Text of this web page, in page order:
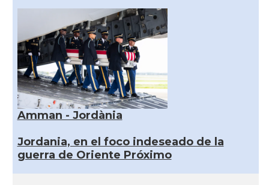
Amman - Jordània
Jordania, en el foco indeseado de la
guerra de Oriente Próximo